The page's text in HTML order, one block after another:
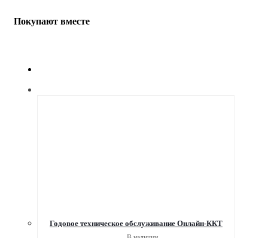
Покупают вместе
Годовое техническое обслуживание Онлайн-ККТ